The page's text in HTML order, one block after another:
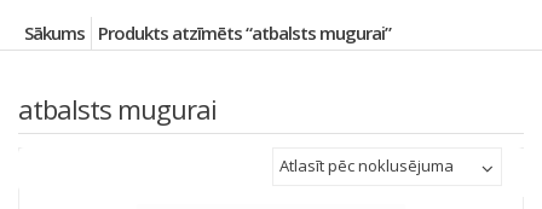
g
l
n
a
l
a
Sākums Produkts atzīmēts “atbalsts mugurai”
atbalsts mugurai
Atlasīt pēc noklusējuma